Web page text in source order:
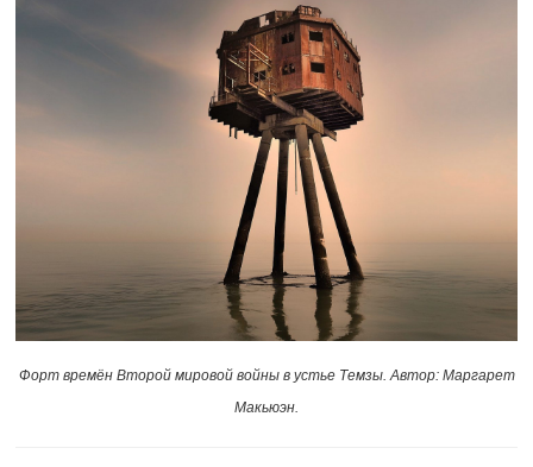
Форт времён Второй мировой войны в устье Темзы. Автор: Маргарет
Макьюэн.